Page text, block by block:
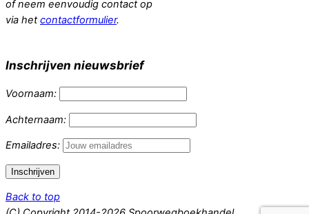
of neem eenvoudig contact op
via hetcontactformulier.
Inschrijven nieuwsbrief
Voornaam:
Achternaam:
Emailadres:
Back to top